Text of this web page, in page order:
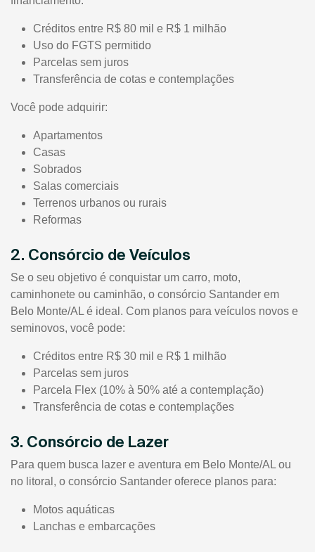
Créditos entre R$ 80 mil e R$ 1 milhão
Uso do FGTS permitido
Parcelas sem juros
Transferência de cotas e contemplações
Você pode adquirir:
Apartamentos
Casas
Sobrados
Salas comerciais
Terrenos urbanos ou rurais
Reformas
2. Consórcio de Veículos
Se o seu objetivo é conquistar um carro, moto,
caminhonete ou caminhão, o consórcio Santander em
Belo Monte/AL é ideal. Com planos para veículos novos e
seminovos, você pode:
Créditos entre R$ 30 mil e R$ 1 milhão
Parcelas sem juros
Parcela Flex (10% à 50% até a contemplação)
Transferência de cotas e contemplações
3. Consórcio de Lazer
Para quem busca lazer e aventura em Belo Monte/AL ou
no litoral, o consórcio Santander oferece planos para:
Motos aquáticas
Lanchas e embarcações